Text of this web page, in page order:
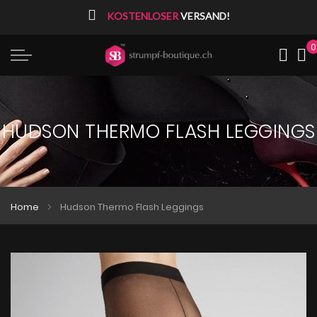
KOSTENLOSERVERSAND!
0
HUDSON THERMO FLASH LEGGINGS
Home Hudson Thermo Flash Leggings